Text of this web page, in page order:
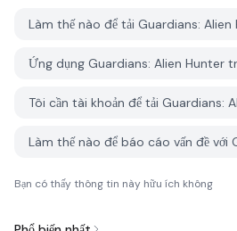
Bạn có thấy thông tin này hữu ích không